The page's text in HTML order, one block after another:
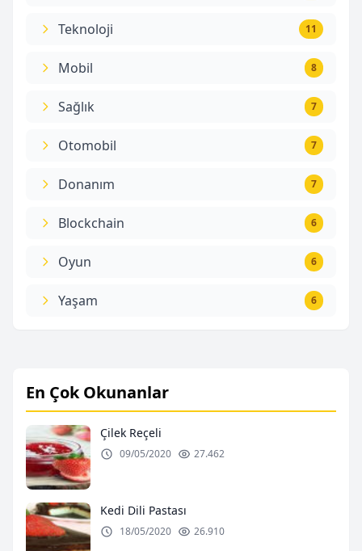
Teknoloji 11
Mobil 8
Sağlık 7
Otomobil 7
Donanım 7
Blockchain 6
Oyun 6
Yaşam 6
En Çok Okunanlar
Çilek Reçeli
09/05/2020 27.462
Kedi Dili Pastası
18/05/2020 26.910